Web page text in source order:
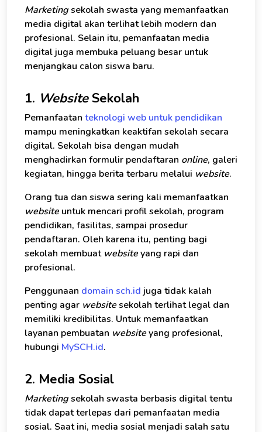
Marketingsekolah swasta yang memanfaatkan
media digital akan terlihat lebih modern dan
profesional. Selain itu, pemanfaatan media
digital juga membuka peluang besar untuk
menjangkau calon siswa baru.
1. WebsiteSekolah
Pemanfaatan teknologi web untuk pendidikan
mampu meningkatkan keaktifan sekolah secara
digital. Sekolah bisa dengan mudah
menghadirkan formulir pendaftaran online, galeri
kegiatan, hingga berita terbaru melalui website.
Orang tua dan siswa sering kali memanfaatkan
websiteuntuk mencari profil sekolah, program
pendidikan, fasilitas, sampai prosedur
pendaftaran. Oleh karena itu, penting bagi
sekolah membuat websiteyang rapi dan
profesional.
Penggunaan domain sch.idjuga tidak kalah
penting agar websitesekolah terlihat legal dan
memiliki kredibilitas. Untuk memanfaatkan
layanan pembuatan websiteyang profesional,
hubungi MySCH.id.
2. Media Sosial
Marketingsekolah swasta berbasis digital tentu
tidak dapat terlepas dari pemanfaatan media
sosial. Saat ini, media sosial menjadi salah satu